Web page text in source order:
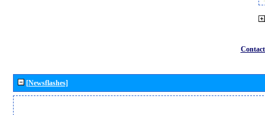
[Newsflashes]